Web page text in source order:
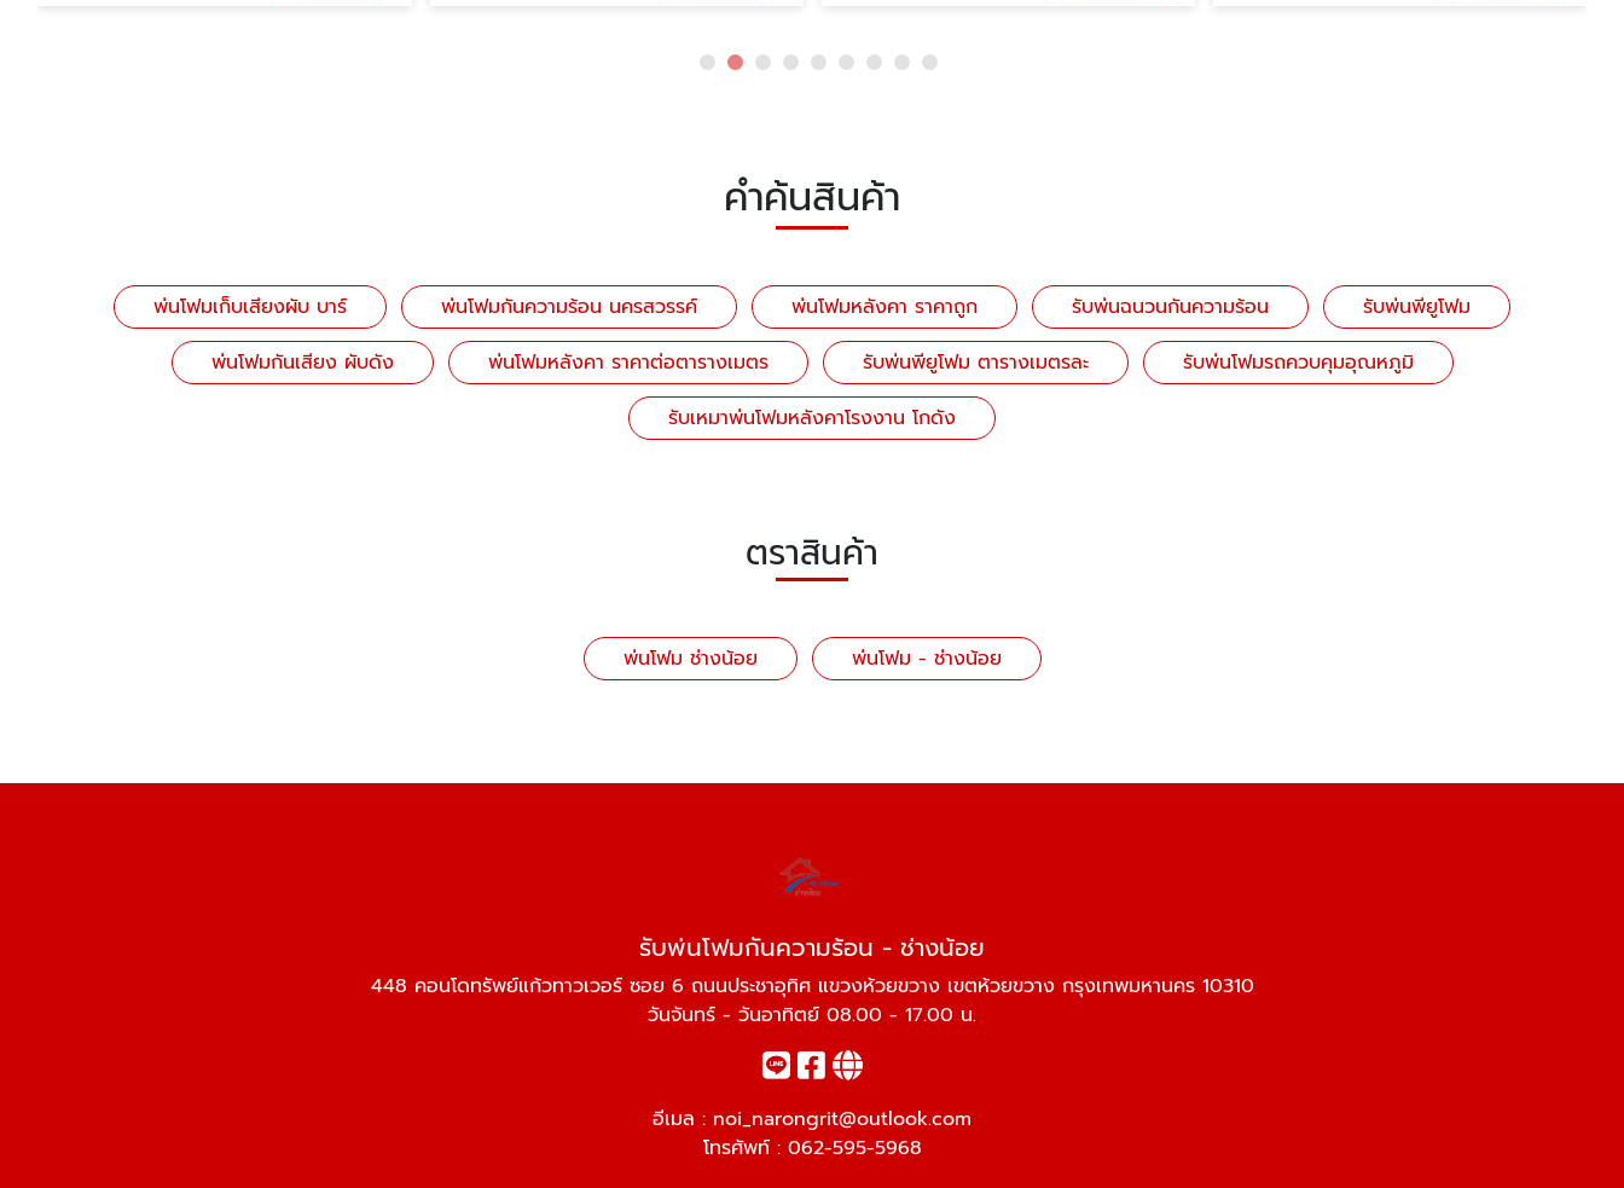
คำค้นสินค้า
พ่นโฟมเก็บเสียงผับ บาร์ พ่นโฟมกันความร้อน นครสวรรค์ พ่นโฟมหลังคา ราคาถูก รับพ่นฉนวนกันความร้อน
รับพ่นพียูโฟม
พ่นโฟมกันเสียง ผับดัง
พ่นโฟมหลังคา ราคาต่อตารางเมตร รับพ่นพียูโฟม ตารางเมตรละ
รับพ่นโฟมรถควบคุมอุณหภูมิ
รับเหมาพ่นโฟมหลังคาโรงงาน โกดัง
ตราสินค้า
พ่นโฟม ช่างน้อย พ่นโฟม - ช่างน้อย
รับพ่นโฟมกันความร้อน - ช่างน้อย
448 คอนโดทรัพย์แก้วทาวเวอร์ ซอย 6 ถนนประชาอุทิศ แขวงห้วยขวาง เขตห้วยขวาง กรุงเทพมหานคร 10310
วันจันทร์ - วันอาทิตย์ 08.00 - 17.00 น.
อีเมล : noi_narongrit@outlook.com
โทรศัพท์ : 062-595-5968